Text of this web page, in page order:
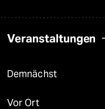
Veranstaltungen
Demnächst
Vor Ort